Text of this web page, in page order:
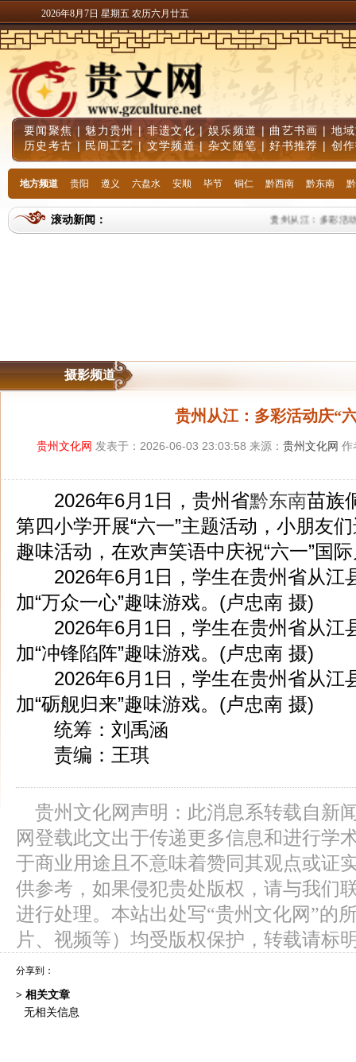
2026年8月7日 星期五 农历六月廿五
要闻聚焦| 魅力贵州|非遗文化 |娱乐频道 | 曲艺书画 | 地
历史考古 | 民间工艺 |文学频道|杂文随笔 |好书推荐 | 创
地方频道 贵阳 遵义 六盘水 安顺 毕节 铜仁 黔西南 黔东南
滚动新闻： 贵州从江：多彩活动
摄影频道
贵州从江：多彩活动庆“
贵州文化网 发表于：2026-06-03 23:03:58 来源： 贵州文化网 作
2026年6月1日，贵州省黔东南苗族
第四小学开展“六一”主题活动，小朋友
趣味活动，在欢声笑语中庆祝“六一”国
2026年6月1日，学生在贵州省从江
加“万众一心”趣味游戏。(卢忠南 摄)
2026年6月1日，学生在贵州省从江
加“冲锋陷阵”趣味游戏。(卢忠南 摄)
2026年6月1日，学生在贵州省从江
加“砺舰归来”趣味游戏。(卢忠南 摄)
统筹：刘禹涵
责编：王琪
贵州文化网声明：此消息系转载自新
网登载此文出于传递更多信息和进行学
于商业用途且不意味着赞同其观点或证
供参考，如果侵犯贵处版权，请与我们
进行处理。本站出处写“贵州文化网”的
片、视频等）均受版权保护，转载请标
分享到：
> 相关文章
无相关信息